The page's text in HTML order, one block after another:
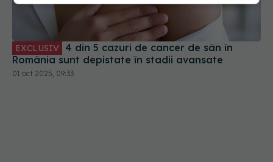
EXCLUSIV
România sunt depistate în stadii avansate
01 oct 2025, 09:33